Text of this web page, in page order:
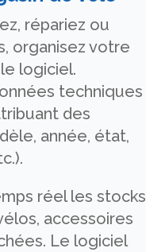
répariez ou
organisez votre
logiciel.
techniques
des
année, état,
réel les stocks
accessoires
Le logiciel